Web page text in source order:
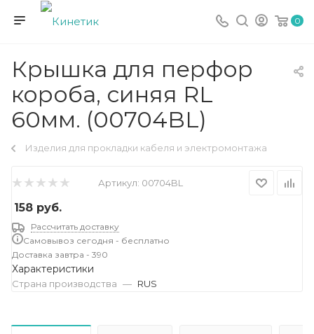
0
Крышка для перфор
короба, синяя RL
60мм. (00704BL)
Изделия для прокладки кабеля и электромонтажа
Артикул: 00704BL
158 руб.
Рассчитать доставку
Самовывоз сегодня - бесплатно
Доставка завтра - 390
Характеристики
Страна производства — RUS